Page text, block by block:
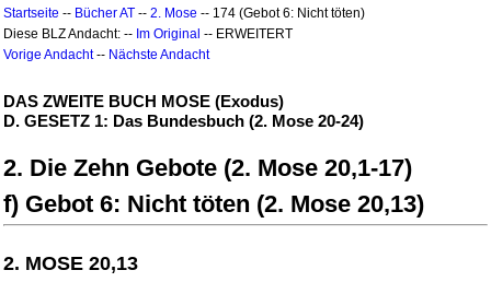
Startseite -- Bücher AT -- 2. Mose -- 174 (Gebot 6: Nicht töten)
Diese BLZ Andacht: -- Im Original -- ERWEITERT
Vorige Andacht-- Nächste Andacht
DAS ZWEITE BUCH MOSE (Exodus)
D. GESETZ 1: Das Bundesbuch (2. Mose 20-24)
2. Die Zehn Gebote (2. Mose 20,1-17)
f) Gebot 6: Nicht töten (2. Mose 20,13)
2. MOSE 20,13